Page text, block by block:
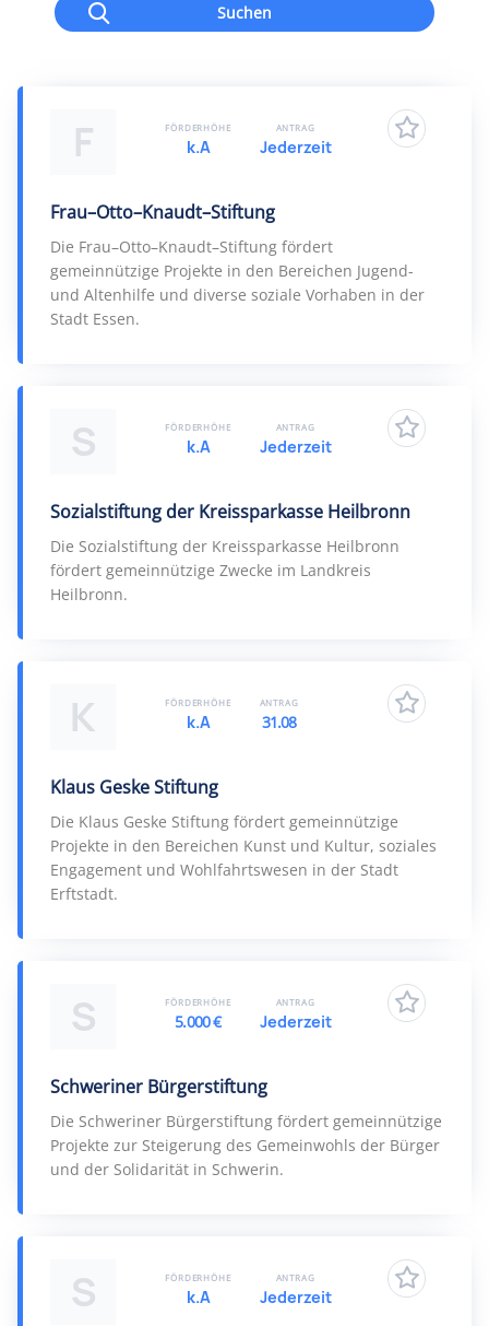
Suchen
F
Frau–Otto–Knaudt–Stiftung
Die Frau–Otto–Knaudt–Stiftung fördert
gemeinnützige Projekte in den Bereichen Jugend-
und Altenhilfe und diverse soziale Vorhaben in der
Stadt Essen.
FÖRDERHÖHE
k.A
ANTRAG
Jederzeit
S
Sozialstiftung der Kreissparkasse Heilbronn
Die Sozialstiftung der Kreissparkasse Heilbronn
fördert gemeinnützige Zwecke im Landkreis
Heilbronn.
FÖRDERHÖHE
k.A
ANTRAG
Jederzeit
K
Klaus Geske Stiftung
Die Klaus Geske Stiftung fördert gemeinnützige
Projekte in den Bereichen Kunst und Kultur, soziales
Engagement und Wohlfahrtswesen in der Stadt
Erftstadt.
FÖRDERHÖHE
k.A
ANTRAG
31.08
S
Schweriner Bürgerstiftung
Die Schweriner Bürgerstiftung fördert gemeinnützige
Projekte zur Steigerung des Gemeinwohls der Bürger
und der Solidarität in Schwerin.
FÖRDERHÖHE
5.000 €
ANTRAG
Jederzeit
S FÖRDERHÖHE
k.A
ANTRAG
Jederzeit